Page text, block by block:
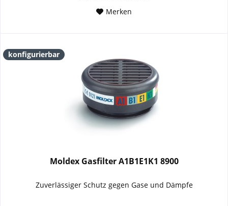
Merken
konfigurierbar
Moldex Gasfilter A1B1E1K1 8900
Zuverlässiger Schutz gegen Gase und Dämpfe